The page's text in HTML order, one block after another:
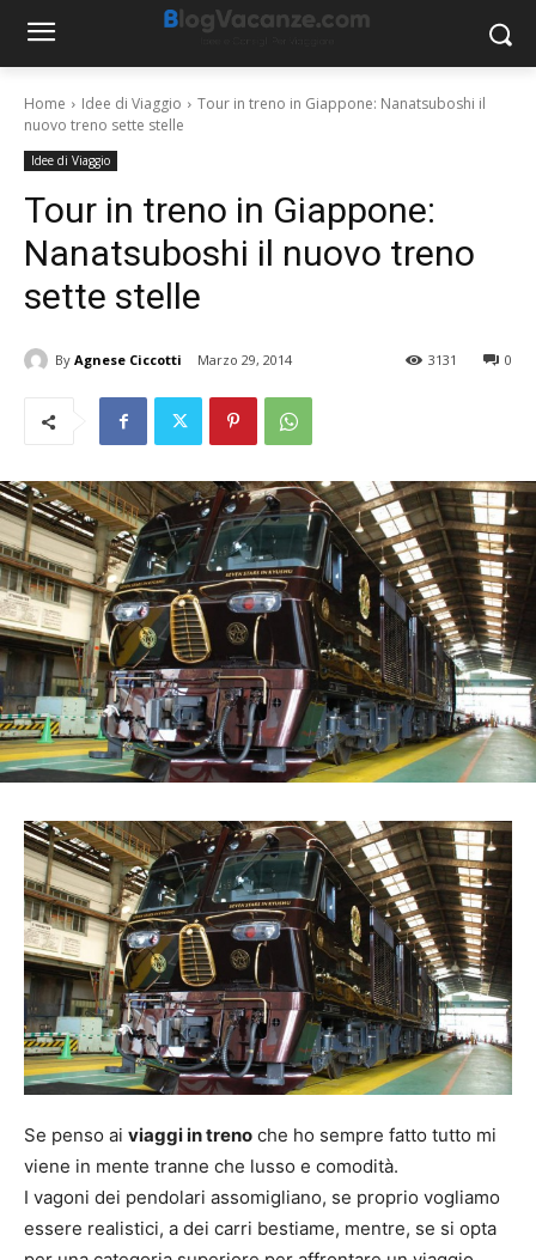
Home Idee di Viaggio
Tour in treno in Giappone: Nanatsuboshi il
nuovo treno sette stelle
Idee di Viaggio
Tour in treno in Giappone:
Nanatsuboshi il nuovo treno
sette stelle
By Agnese Ciccotti Marzo 29, 2014 0
3131
Se penso ai viaggi in treno che ho sempre fatto tutto mi
viene in mente tranne che lusso e comodità.
I vagoni dei pendolari assomigliano, se proprio vogliamo
essere realistici, a dei carri bestiame, mentre, se si opta